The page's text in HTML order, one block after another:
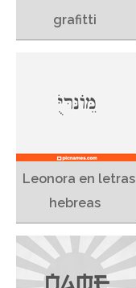
grafitti
Leonora en letras
hebreas